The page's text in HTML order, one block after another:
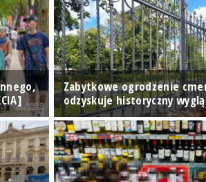
Zabytkowe ogrodzenie
odzyskuje historyczny